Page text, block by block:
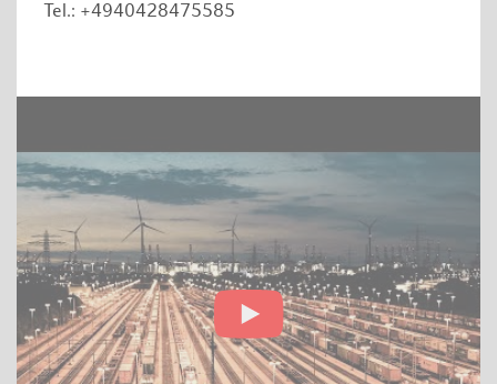
Tel.: +4940428475585